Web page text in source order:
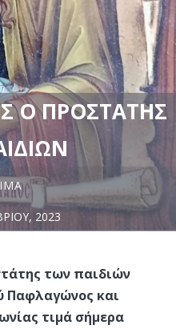
Ο ΠΡΟΣΤΆΤΗΣ
2023
των παιδιών
Παφλαγώνος και
τιμά σήμερα